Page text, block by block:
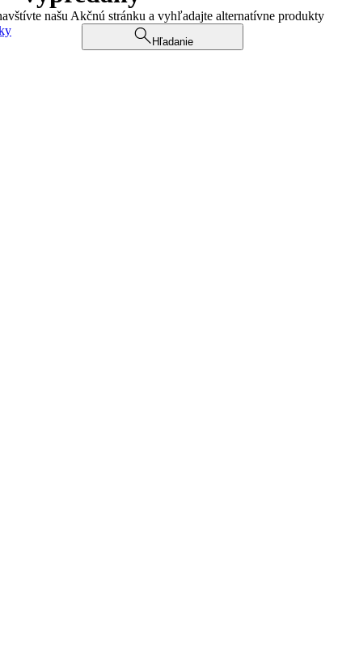
našu Akčnú stránku a vyhľadajte alternatívne produkty
Hľadanie